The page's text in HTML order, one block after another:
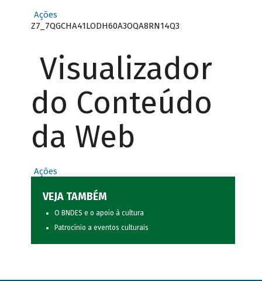
Ações
Z7_7QGCHA41LODH60A3OQA8RN14Q3
Visualizador
do Conteúdo
da Web
Ações
VEJA TAMBÉM
O BNDES e o apoio à cultura
Patrocínio a eventos culturais